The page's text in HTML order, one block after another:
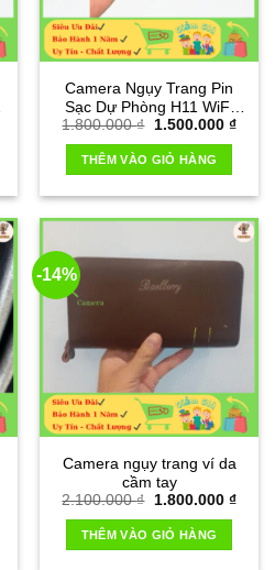
Camera Ngụy Trang Pin
Sạc Dự Phòng H11 WiFi
Full HD 4K
1.800.000₫
Giá
là:
1.800.000 ₫.
1.500.000 ₫Giá
THÊM VÀO GIỎ HÀNG
-14%
Camera ngụy trang ví da
cầm tay
2.100.000₫
Giá
là:
2.100.000 ₫.
1.800.000 ₫Giá
THÊM VÀO GIỎ HÀNG